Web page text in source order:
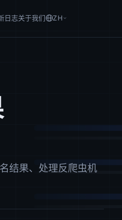
日志关于我们 ZH
结果、处理反爬虫机